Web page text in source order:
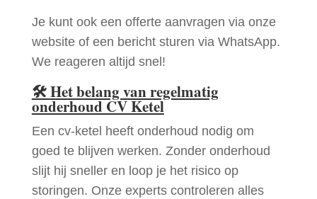
Je kunt ook een offerte aanvragen via onze
website of een bericht sturen via WhatsApp.
We reageren altijd snel!
🛠Het belang van regelmatig
onderhoud CV Ketel
Een cv-ketel heeft onderhoud nodig om
goed te blijven werken. Zonder onderhoud
slijt hij sneller en loop je het risico op
storingen. Onze experts controleren alles